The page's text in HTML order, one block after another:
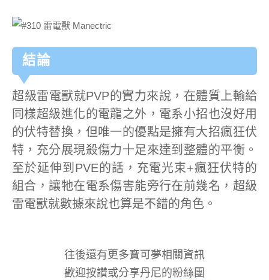
結論
超級雷電獸就PVP的實力來說，在體質上輸給
同樣超級進化的電龍之外，電系小招也沒好用
的伏特替換，但唯一的優點是擁有大招瘋狂伏
特，充分展現殺傷力十足來達到整體的平衡。
至於延伸到PVE的話，充電光束+瘋狂伏特的
組合，讓牠在電系傷害能旁行在前幾名，超級
雷電獸就數據來說也算是不錯的角色。
往後還有更多寶可夢相關資訊
歡迎按讚或分享丹尼的粉絲團